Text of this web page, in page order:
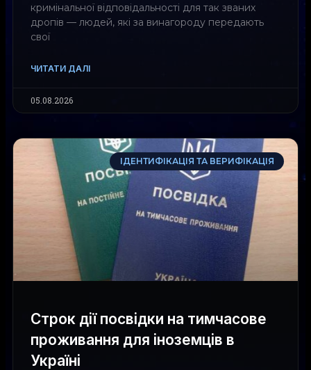
кримінальної відповідальності для так званих
дропів — людей, які за винагороду передають
свої
ЧИТАТИ ДАЛІ
05.08.2026
ІДЕНТИФІКАЦІЯ ТА ВЕРИФІКАЦІЯ
Строк дії посвідки на тимчасове
проживання для іноземців в
Україні